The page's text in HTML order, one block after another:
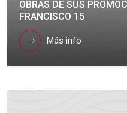
OBRAS DE SUS
FRANCISCO 15
Más info